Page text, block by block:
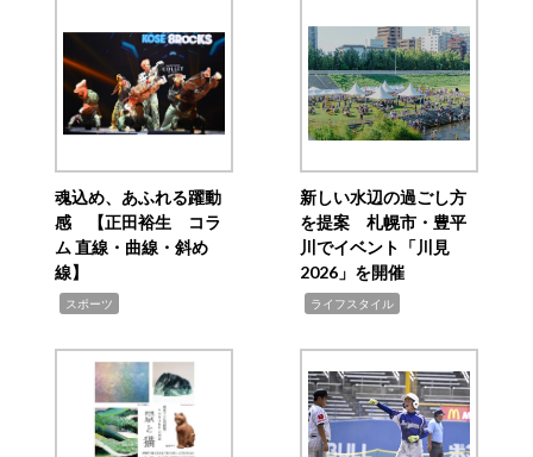
魂込め、あふれる躍動
感 【正田裕生 コラ
ム 直線・曲線・斜め
線】
スポーツ
新しい水辺の過ごし方
を提案 札幌市・豊平
川でイベント「川見
2026」を開催
ライフスタイル